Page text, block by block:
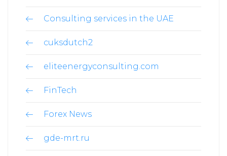
Consulting services in the UAE
cuksdutch2
eliteenergyconsulting.com
FinTech
Forex News
gde-mrt.ru